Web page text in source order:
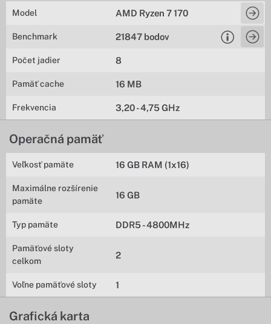
Model AMD Ryzen 7 170
Benchmark 21847 bodov
Počet jadier 8
Pamäť cache 16 MB
Frekvencia 3,20 - 4,75 GHz
Operačná pamäť
Veľkosť pamäte 16 GB RAM (1x16)
Maximálne rozšírenie
pamäte
16 GB
Typ pamäte DDR5 - 4800MHz
Pamäťové sloty
celkom
2
Voľne pamäťové sloty 1
Grafická karta